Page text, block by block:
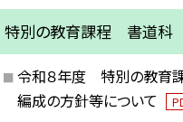
特別の教育課程 書道科
令和８年度 特別の教育
編成の方針等について